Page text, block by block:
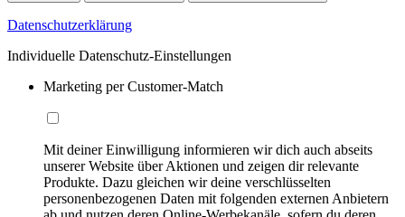
Datenschutzerklärung
Individuelle Datenschutz-Einstellungen
Marketing per Customer-Match
Mit deiner Einwilligung informieren wir dich auch abseits
unserer Website über Aktionen und zeigen dir relevante
Produkte. Dazu gleichen wir deine verschlüsselten
personenbezogenen Daten mit folgenden externen Anbietern